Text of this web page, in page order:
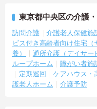
東京都中央区の介護
訪問介護 介護老人保健施
ビス付き高齢者向け住宅（
養）
通所介護（デイサー
ループホーム
障がい者施
定期巡回
ケアハウス・
護老人ホーム
介護予防